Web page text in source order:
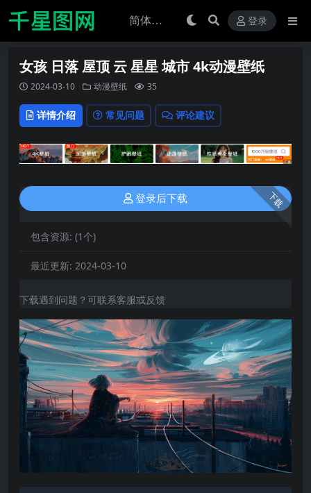
登录
女孩 日落 屋顶 云 星星 城市 4k动漫壁纸
2024-03-10 动漫壁纸 35
详情介绍 常见问题 评论建议
下载
登录后下载
包含资源: (1个)
最近更新: 2024-03-10
下载遇到问题？可联系客服或反馈